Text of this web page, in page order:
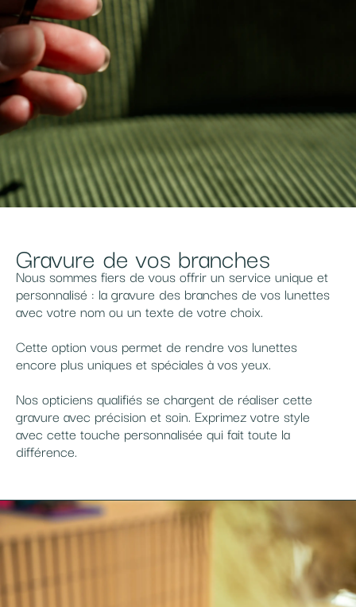
Gravure de vos branches
Nous sommes fiers de vous offrir un service unique et
personnalisé : la gravure des branches de vos lunettes
avec votre nom ou un texte de votre choix.
Cette option vous permet de rendre vos lunettes
encore plus uniques et spéciales à vos yeux.
Nos opticiens qualifiés se chargent de réaliser cette
gravure avec précision et soin. Exprimez votre style
avec cette touche personnalisée qui fait toute la
différence.